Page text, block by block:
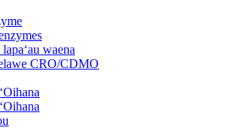
waena
CRO/CDMO